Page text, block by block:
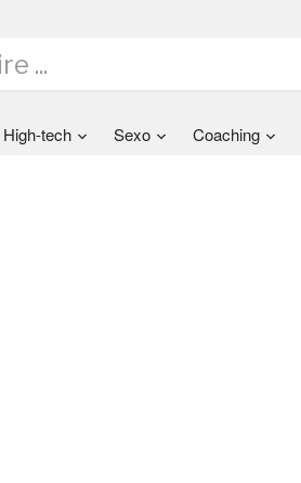
High-tech Sexo Coaching